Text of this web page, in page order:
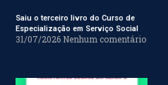
Saiu o terceiro livro do Curso de
Especialização em Serviço Social
31/07/2026 Nenhum comentário